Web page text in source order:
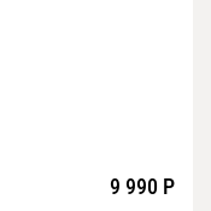
9 990 Р